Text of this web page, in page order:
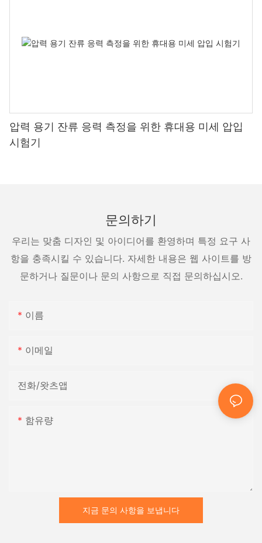
압력 용기 잔류 응력 측정을 위한 휴대용 미세 압입
시험기
문의하기
우리는 맞춤 디자인 및 아이디어를 환영하며 특정 요구 사
항을 충족시킬 수 있습니다. 자세한 내용은 웹 사이트를 방
문하거나 질문이나 문의 사항으로 직접 문의하십시오.
이름
이메일
전화/왓츠앱
함유량
지금 문의 사항을 보냅니다